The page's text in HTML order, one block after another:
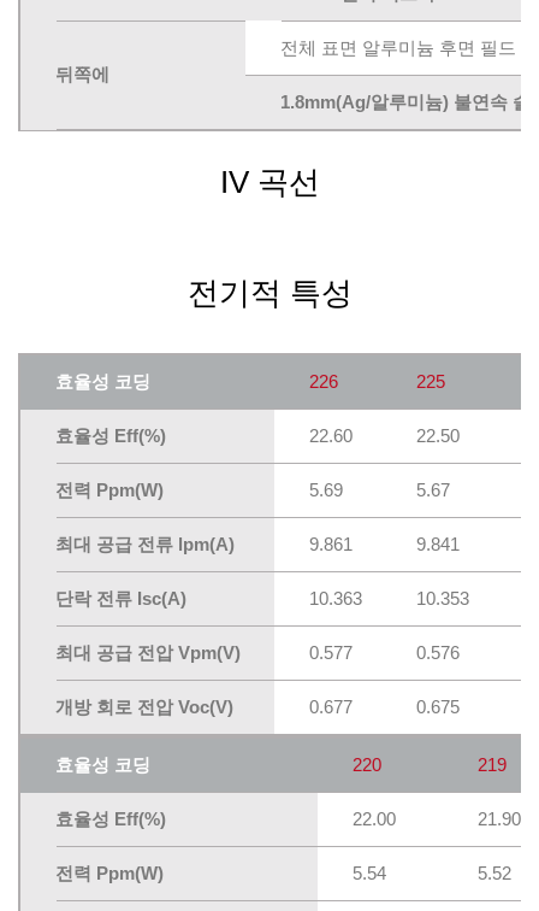
뒤쪽에
전체 표면 알루미늄 후면 필드
1.8mm(Ag/알루미늄) 불연속 솔
IV 곡선
전기적 특성
효율성 코딩 226 225
효율성 Eff(%) 22.60 22.50
전력 Ppm(W) 5.69 5.67
최대 공급 전류 lpm(A) 9.861 9.841
단락 전류 Isc(A) 10.363 10.353
최대 공급 전압 Vpm(V) 0.577 0.576
개방 회로 전압 Voc(V) 0.677 0.675
효율성 코딩 220 219
효율성 Eff(%) 22.00 21.90
전력 Ppm(W) 5.54 5.52